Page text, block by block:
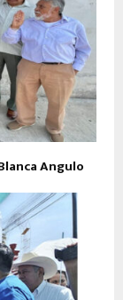
Angulo